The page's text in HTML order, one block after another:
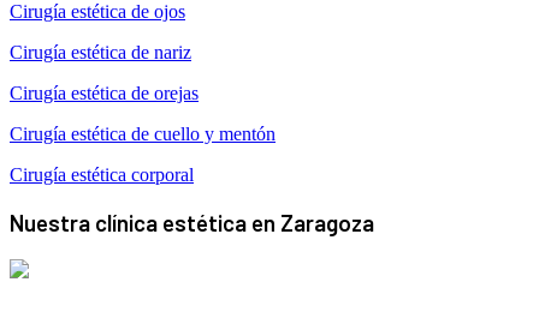
Cirugía estética de ojos
Cirugía estética de nariz
Cirugía estética de orejas
Cirugía estética de cuello y mentón
Cirugía estética corporal
Nuestra clínica estética en Zaragoza